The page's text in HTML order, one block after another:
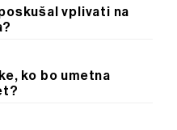
vplivati na
ko bo umetna